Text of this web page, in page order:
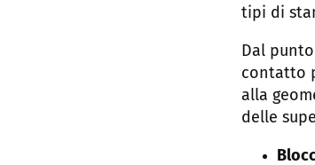
tipi di
Dal
contatto
alla
delle